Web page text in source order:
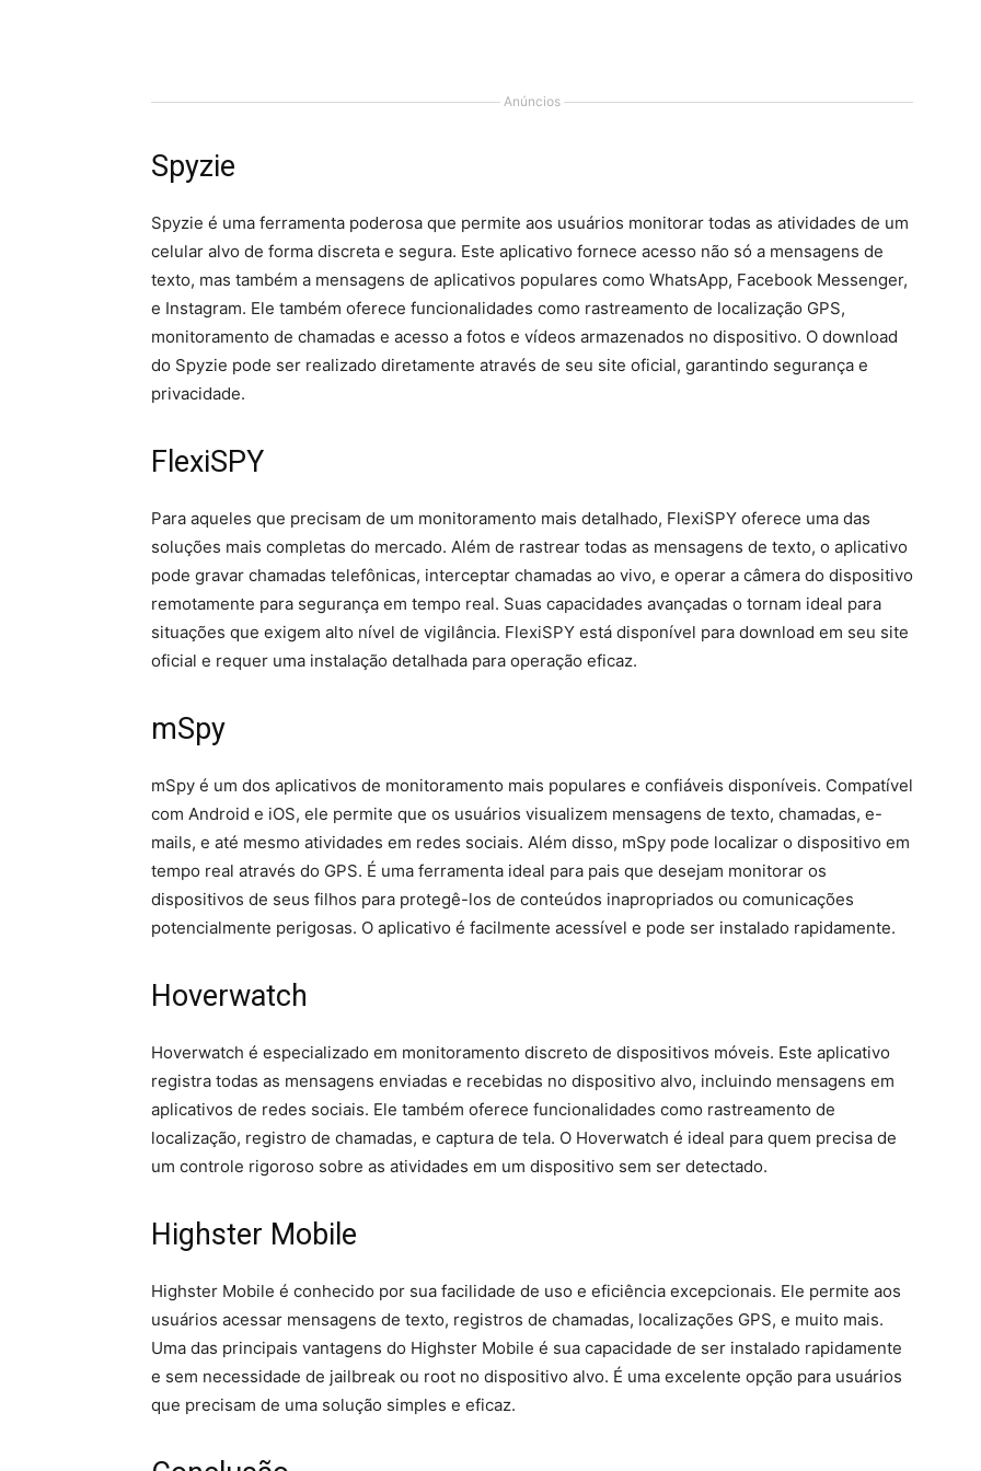
Anúncios
Spyzie
Spyzie é uma ferramenta poderosa que permite aos usuários monitorar todas as atividades de um
celular alvo de forma discreta e segura. Este aplicativo fornece acesso não só a mensagens de
texto, mas também a mensagens de aplicativos populares como WhatsApp, Facebook Messenger,
e Instagram. Ele também oferece funcionalidades como rastreamento de localização GPS,
monitoramento de chamadas e acesso a fotos e vídeos armazenados no dispositivo. O download
do Spyzie pode ser realizado diretamente através de seu site oficial, garantindo segurança e
privacidade.
FlexiSPY
Para aqueles que precisam de um monitoramento mais detalhado, FlexiSPY oferece uma das
soluções mais completas do mercado. Além de rastrear todas as mensagens de texto, o aplicativo
pode gravar chamadas telefônicas, interceptar chamadas ao vivo, e operar a câmera do dispositivo
remotamente para segurança em tempo real. Suas capacidades avançadas o tornam ideal para
situações que exigem alto nível de vigilância. FlexiSPY está disponível para download em seu site
oficial e requer uma instalação detalhada para operação eficaz.
mSpy
mSpy é um dos aplicativos de monitoramento mais populares e confiáveis disponíveis. Compatível
com Android e iOS, ele permite que os usuários visualizem mensagens de texto, chamadas, e-
mails, e até mesmo atividades em redes sociais. Além disso, mSpy pode localizar o dispositivo em
tempo real através do GPS. É uma ferramenta ideal para pais que desejam monitorar os
dispositivos de seus filhos para protegê-los de conteúdos inapropriados ou comunicações
potencialmente perigosas. O aplicativo é facilmente acessível e pode ser instalado rapidamente.
Hoverwatch
Hoverwatch é especializado em monitoramento discreto de dispositivos móveis. Este aplicativo
registra todas as mensagens enviadas e recebidas no dispositivo alvo, incluindo mensagens em
aplicativos de redes sociais. Ele também oferece funcionalidades como rastreamento de
localização, registro de chamadas, e captura de tela. O Hoverwatch é ideal para quem precisa de
um controle rigoroso sobre as atividades em um dispositivo sem ser detectado.
Highster Mobile
Highster Mobile é conhecido por sua facilidade de uso e eficiência excepcionais. Ele permite aos
usuários acessar mensagens de texto, registros de chamadas, localizações GPS, e muito mais.
Uma das principais vantagens do Highster Mobile é sua capacidade de ser instalado rapidamente
e sem necessidade de jailbreak ou root no dispositivo alvo. É uma excelente opção para usuários
que precisam de uma solução simples e eficaz.